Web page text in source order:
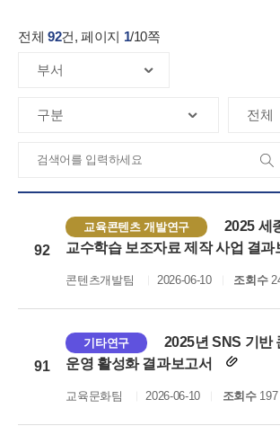
전체 92건, 페이지 1/10쪽
92
교육콘텐츠 개발연구
2025 세
교수학습 보조자료 제작 사업 결과
콘텐츠개발팀 2026-06-10 조회수
91
기타연구
2025년 SNS 기반
운영 활성화 결과보고서
교육문화팀 2026-06-10 조회수197